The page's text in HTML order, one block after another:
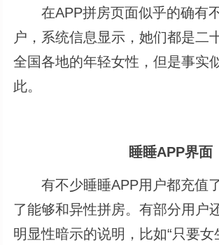
在APP拼房页面似乎的确有
户，系统信息显示，她们都是二
全国各地的年轻女性，但是事实
此。
睡睡APP界面
有不少睡睡APP用户都充值
了能够和异性拼房。有部分用户
明显性暗示的说明，比如“只要女